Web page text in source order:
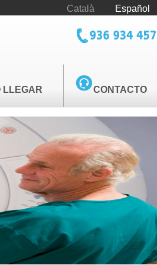
Català Español
tel_cediv.png
LLEGAR CONTACTO